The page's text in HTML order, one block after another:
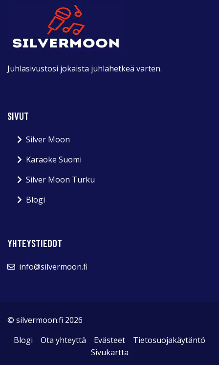
Juhlasivustosi jokaista juhlahetkeä varten.
SIVUT
Silver Moon
Karaoke Suomi
Silver Moon Turku
Blogi
YHTEYSTIEDOT
info@silvermoon.fi
© silvermoon.fi 2026
Blogi
Ota yhteyttä Evästeet
Tietosuojakäytäntö
Sivukartta